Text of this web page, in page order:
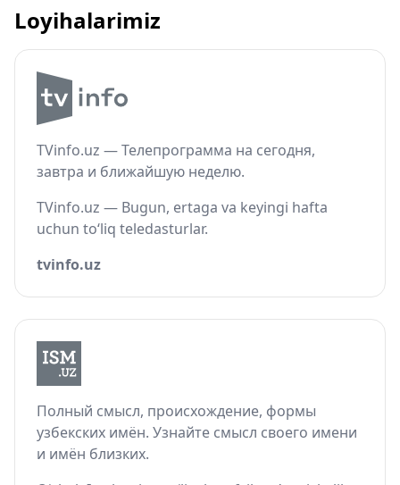
Loyihalarimiz
TVinfo.uz — Телепрограмма на сегодня,
завтра и ближайшую неделю.
TVinfo.uz — Bugun, ertaga va keyingi hafta
uchun to‘liq teledasturlar.
tvinfo.uz
Полный смысл, происхождение, формы
узбекских имён. Узнайте смысл своего имени
и имён близких.